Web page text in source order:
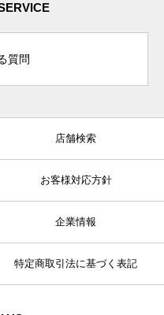
質問
店舗検索
お客様対応方針
企業情報
特定商取引法に基づく表記